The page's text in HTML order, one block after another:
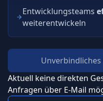
Entwicklungsteams
weiterentwickeln
Aktuell keine direkten
Anfragen über E-Mail